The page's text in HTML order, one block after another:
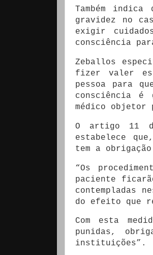
Também
gravidez no
exigir
consciência
Zeballos
fizer valer
pessoa para
consciência é
médico objetor
O artigo 11
estabelece
tem a
“Os
paciente
contempladas
do efeito que
Com esta
punidas,
instituições”.